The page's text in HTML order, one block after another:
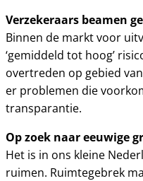
Verzekeraars beamen
Binnen de markt voor
‘gemiddeld tot hoog’
overtreden op gebied
er problemen die
transparantie.
Op zoek naar eeuwige
Het is in ons kleine
ruimen. Ruimtegebrek